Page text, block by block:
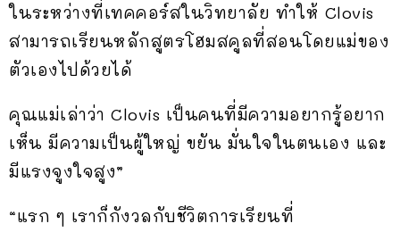
ในระหว่างที่เทคคอร์สในวิทยาลัย ทำให้ Clovis
สามารถเรียนหลักสูตรโฮมสคูลที่สอนโดยแม่ของ
ตัวเองไปด้วยได้
คุณแม่เล่าว่า Clovis เป็นคนที่มีความอยากรู้อยาก
เห็น มีความเป็นผู้ใหญ่ ขยัน มั่นใจในตนเอง และ
มีแรงจูงใจสูง”
“แรก ๆ เราก็กังวลกับชีวิตการเรียนที่